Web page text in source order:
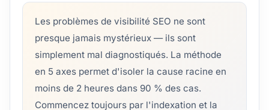
Les problèmes de visibilité SEO ne sont
presque jamais mystérieux — ils sont
simplement mal diagnostiqués. La méthode
en 5 axes permet d'isoler la cause racine en
moins de 2 heures dans 90 % des cas.
Commencez toujours par l'indexation et la